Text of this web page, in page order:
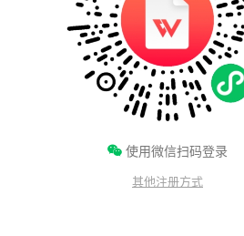
使用微信扫码登录
其他注册方式